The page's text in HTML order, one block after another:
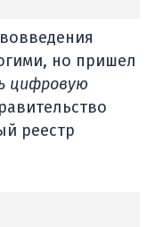
но пришел
цифровую
реестр